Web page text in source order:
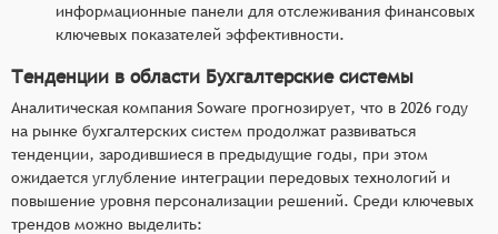
информационные панели для отслеживания финансовых
ключевых показателей эффективности.
Тенденции в области Бухгалтерские системы
Аналитическая компания Soware прогнозирует, что в 2026 году
на рынке бухгалтерских систем продолжат развиваться
тенденции, зародившиеся в предыдущие годы, при этом
ожидается углубление интеграции передовых технологий и
повышение уровня персонализации решений. Среди ключевых
трендов можно выделить: